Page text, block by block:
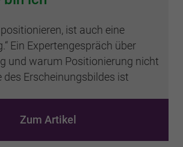
ist auch eine
Ein Expertengespräch über
und warum Positionierung nicht
des Erscheinungsbildes ist
Zum Artikel